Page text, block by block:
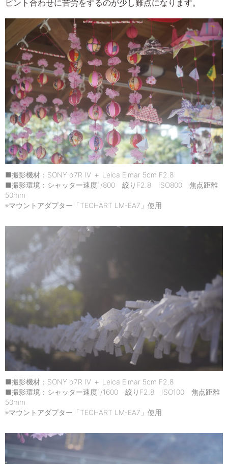
ピント合わせに苦労をするのが少し難点になります。
■撮影機材：SONY α7R IV ＋ Leica Elmar 5cm F2.8
■撮影環境：シャッター速度1/800 絞りF2.8 ISO800 焦点距離
50mm
※マウントアダプター「TECHART LM-EA7」使用
■撮影機材：SONY α7R IV ＋ Leica Elmar 5cm F2.8
■撮影環境：シャッター速度1/1600 絞りF2.8 ISO100 焦点距離
50mm
※マウントアダプター「TECHART LM-EA7」使用